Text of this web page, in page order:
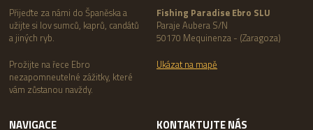
Přijeďte za námi do Španěska a
užijte si lov sumců, kaprů, candátů
a jiných ryb.
Prožijte na řece Ebro
nezapomneutelné zážitky, které
vám zůstanou navždy.
Fishing Paradise Ebro SLU
Paraje Aubera S/N
50170 Mequinenza - (Zaragoza)
Ukázat na mapě
NAVIGACE KONTAKTUJTE NÁS